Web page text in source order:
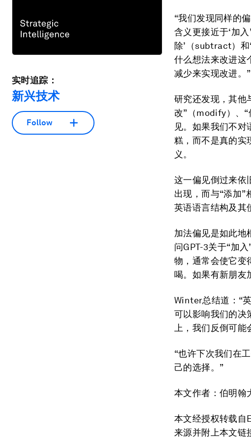
实时追踪：
新兴技术
Follow
“我们发现同样的
含义更接近于‘加
除’（subtract）和
什么想法来改进这
减少来实现改进。”
研究还发现，其他
改”（modify）、
见。如果我们不
糕，而不是真的实
义。
这一偏见倒过来依
出现，而与“添加”
英语语言结构及其
加法偏见是如此地
问GPT-3关于“加
物，通常会使它变
喝。如果有新朋友
Winter总结道：“
可以影响我们的决
上，我们反倒可能
“也许下次我们在
己的选择。”
本文作者： 伯明翰
本文经授权转载
来源并附上本文链